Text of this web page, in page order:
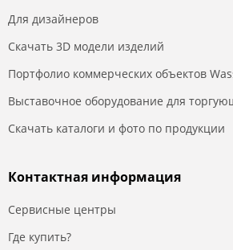
Для дизайнеров
Скачать 3D модели изделий
Портфолио коммерческих объектов
Выставочное оборудование для
Скачать каталоги и фото по продукции
Контактная информация
Сервисные центры
Где купить?